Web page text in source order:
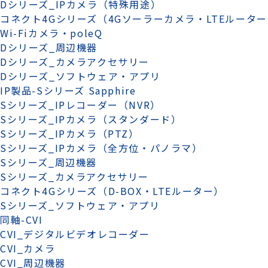
Dシリーズ_IPカメラ（特殊用途）
コネクト4Gシリーズ（4Gソーラーカメラ・LTEルータ
Wi-Fiカメラ・poleQ
Dシリーズ_周辺機器
Dシリーズ_カメラアクセサリー
Dシリーズ_ソフトウェア・アプリ
IP製品-Sシリーズ Sapphire
Sシリーズ_IPレコーダー（NVR）
Sシリーズ_IPカメラ（スタンダード）
Sシリーズ_IPカメラ（PTZ）
Sシリーズ_IPカメラ（全方位・パノラマ）
Sシリーズ_周辺機器
Sシリーズ_カメラアクセサリー
コネクト4Gシリーズ（D-BOX・LTEルーター）
Sシリーズ_ソフトウェア・アプリ
同軸-CVI
CVI_デジタルビデオレコーダー
CVI_カメラ
CVI_周辺機器